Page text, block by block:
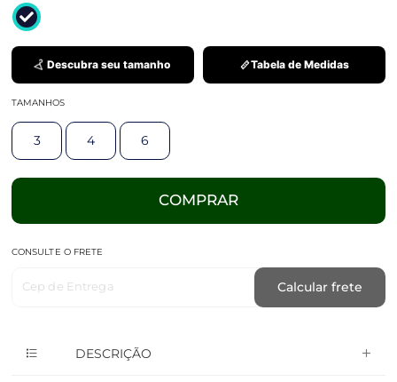
Descubra seu tamanho Tabela de Medidas
TAMANHOS
3 4 6
COMPRAR
CONSULTE O FRETE
Cep de Entrega Calcular frete
DESCRIÇÃO